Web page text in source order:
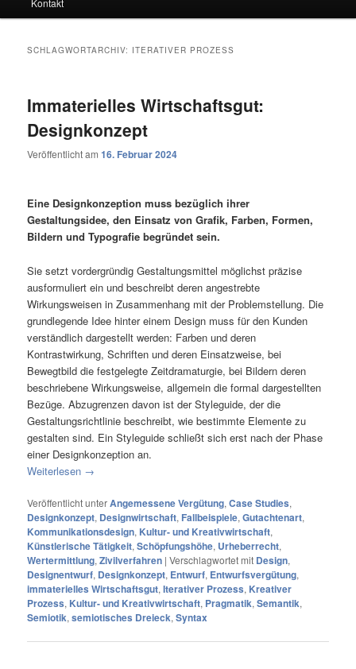
SCHLAGWORTARCHIV: ITERATIVER PROZESS
Immaterielles Wirtschaftsgut:
Designkonzept
Veröffentlicht am16. Februar 2024
Eine Designkonzeption muss bezüglich ihrer
Gestaltungsidee, den Einsatz von Grafik, Farben, Formen,
Bildern und Typografie begründet sein.
Sie setzt vordergründig Gestaltungsmittel möglichst präzise
ausformuliert ein und beschreibt deren angestrebte
Wirkungsweisen in Zusammenhang mit der Problemstellung. Die
grundlegende Idee hinter einem Design muss für den Kunden
verständlich dargestellt werden: Farben und deren
Kontrastwirkung, Schriften und deren Einsatzweise, bei
Bewegtbild die festgelegte Zeitdramaturgie, bei Bildern deren
beschriebene Wirkungsweise, allgemein die formal dargestellten
Bezüge. Abzugrenzen davon ist der Styleguide, der die
Gestaltungsrichtlinie beschreibt, wie bestimmte Elemente zu
gestalten sind. Ein Styleguide schließt sich erst nach der Phase
einer Designkonzeption an.
Weiterlesen →
Veröffentlicht unterAngemessene Vergütung,Case Studies,
Designkonzept, Designwirtschaft, Fallbeispiele,Gutachtenart,
Kommunikationsdesign, Kultur- und Kreativwirtschaft,
Künstlerische Tätigkeit,Schöpfungshöhe, Urheberrecht,
Wertermittlung,Zivilverfahren |Verschlagwortet mit Design,
Designentwurf, Designkonzept, Entwurf, Entwurfsvergütung,
immaterielles Wirtschaftsgut,Iterativer Prozess, Kreativer
Prozess, Kultur- und Kreativwirtschaft, Pragmatik,Semantik,
Semiotik,semiotisches Dreieck,Syntax